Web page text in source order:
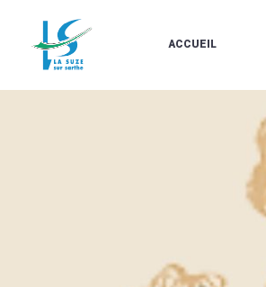
ACCUEIL